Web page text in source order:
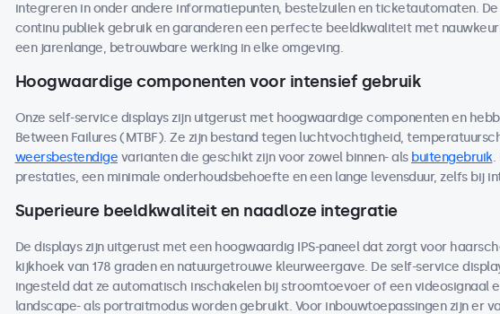
integreren in onder andere informatiepunten, bestelzuilen en ticketautomaten.
continu publiek gebruik en garanderen een perfecte beeldkwaliteit met
een jarenlange, betrouwbare werking in elke omgeving.
Hoogwaardige componenten voor intensief gebruik
Onze self-service displays zijn uitgerust met hoogwaardige componenten en
Between Failures (MTBF). Ze zijn bestand tegen luchtvochtigheid,
weersbestendige varianten die geschikt zijn voor zowel binnen- als buitengebruik.
prestaties, een minimale onderhoudsbehoefte en een lange levensduur, zelfs bij
Superieure beeldkwaliteit en naadloze integratie
De displays zijn uitgerust met een hoogwaardig IPS-paneel dat zorgt voor
kijkhoek van 178 graden en natuurgetrouwe kleurweergave. De self-service
ingesteld dat ze automatisch inschakelen bij stroomtoevoer of een videosignaal
landscape- als portraitmodus worden gebruikt. Voor inbouwtoepassingen zijn er